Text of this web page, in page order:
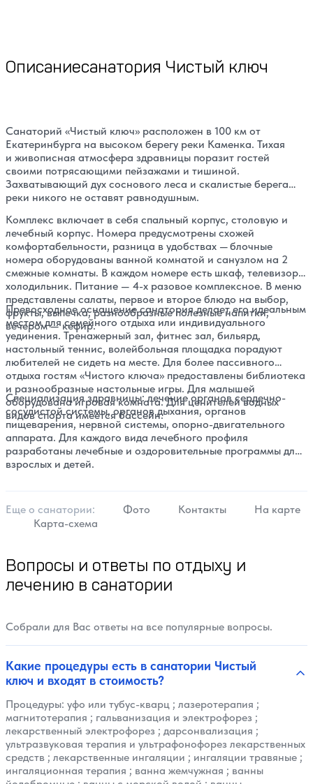
Описаниесанатория Чистый ключ
Санаторий «Чистый ключ» расположен в 100 км от
Екатеринбурга на высоком берегу реки Каменка. Тихая
и живописная атмосфера здравницы поразит гостей
своими потрясающими пейзажами и тишиной.
Захватывающий дух соснового леса и скалистые берега
реки никого не оставят равнодушным.
Комплекс включает в себя спальный корпус, столовую и
лечебный корпус. Номера предусмотрены схожей
комфортабельности, разница в удобствах — блочные
номера оборудованы ванной комнатой и санузлом на 2
смежные комнаты. В каждом номере есть шкаф, телевизор,
холодильник. Питание — 4-х разовое комплексное. В меню
представлены салаты, первое и второе блюдо на выбор,
фрукты, выпечка, разнообразные полезные напитки,
вечером — кефир.
Превосходное оснащение санатория делает его идеальным
местом для семейного отдыха или индивидуального
уединения. Тренажерный зал, фитнес зал, бильярд,
настольный теннис, волейбольная площадка порадуют
любителей не сидеть на месте. Для более пассивного
отдыха гостям «Чистого ключа» предоставлены библиотека
и разнообразные настольные игры. Для малышей
оборудована игровая комната. Для ценителей водных
видов спорта имеется бассейн.
Специализация здравницы: лечение органов сердечно-
сосудистой системы, органов дыхания, органов
пищеварения, нервной системы, опорно-двигательного
аппарата. Для каждого вида лечебного профиля
разработаны лечебные и оздоровительные программы для
взрослых и детей.
Еще о cанатории: Фото Контакты
На карте
Карта-схема
Вопросы и ответы по отдыху и
лечению в санатории
Собрали для Вас ответы на все популярные вопросы.
Какие процедуры есть в санатории Чистый
ключ и входят в стоимость?
Процедуры: уфо или тубус-кварц ; лазеротерапия ;
магнитотерапия ; гальванизация и электрофорез ;
лекарственный электрофорез ; дарсонвализация ;
ультразвуковая терапия и ультрафонофорез лекарственных
средств ; лекарственные ингаляции ; ингаляции травяные ;
ингаляционная терапия ; ванна жемчужная ; ванны